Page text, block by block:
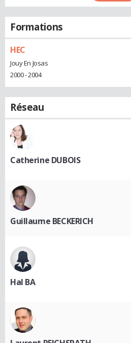
Formations
HEC
Jouy En Josas
2000 - 2004
Réseau
Catherine DUBOIS
Guillaume BECKERICH
Hal BA